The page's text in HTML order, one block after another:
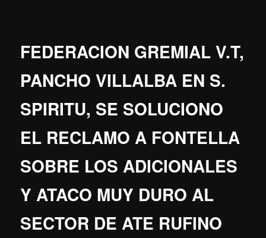
FEDERACION GREMIAL V.T,
PANCHO VILLALBA EN S.
SPIRITU, SE SOLUCIONO
EL RECLAMO A FONTELLA
SOBRE LOS ADICIONALES
Y ATACO MUY DURO AL
SECTOR DE ATE RUFINO